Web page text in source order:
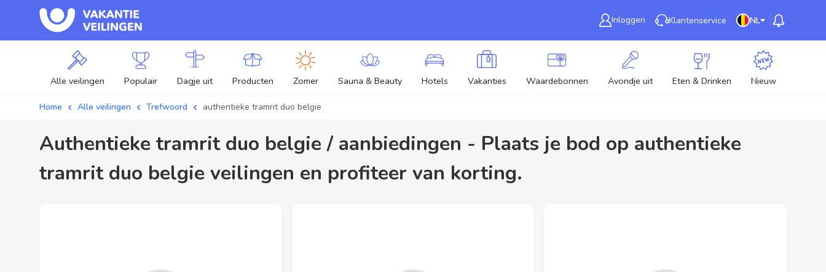
Inloggen Klantenservice NL
Alle veilingen Populair Dagje uit Producten Zomer Sauna & Beauty Hotels Vakanties Waardebonnen Avondje uit Eten & Drinken Nieuw
Home Alle veilingen Trefwoord authentieke tramrit duo belgie
authentieke tramrit duo belgie / aanbiedingen - Plaats je bod op authentieke
tramrit duo belgie veilingen en profiteer van korting.